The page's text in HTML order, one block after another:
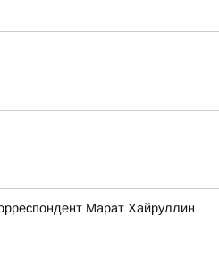
Марат Хайруллин